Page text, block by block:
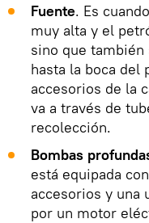
Fuente. Es
muy alta y el
sino que
hasta la boca del
accesorios de la
va a través de
recolección.
Bombas
está equipada
accesorios y una
por un motor